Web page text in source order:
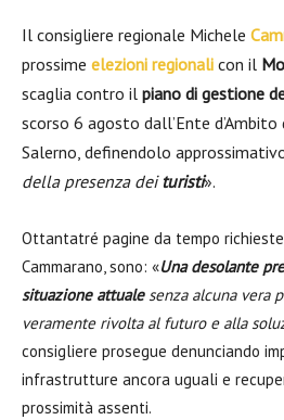
Il consigliere regionale Michele
prossime elezioni regionali con il
scaglia contro il piano di gestione
scorso 6 agosto dall’Ente
Salerno, definendolo
della presenza deituristi».
Ottantatré pagine da tempo
Cammarano, sono: «Una desolante
situazione attualesenza alcuna vera
veramente rivolta al futuro e alla
consigliere prosegue denunciando
infrastrutture ancora uguali e
prossimità assenti.